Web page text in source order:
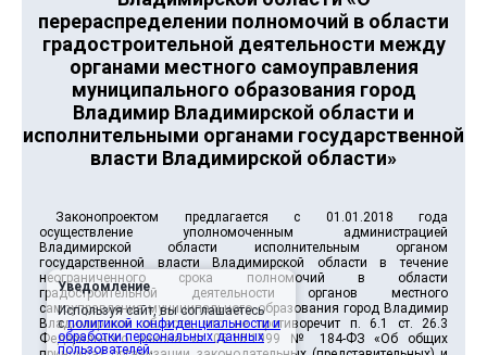
перераспределении полномочий в области
градостроительной деятельности между
органами местного самоуправления
муниципального образования город
Владимир Владимирской области и
исполнительными органами государственной
власти Владимирской области»
Законопроектом предлагается с 01.01.2018 года
осуществление уполномоченным администрацией
Владимирской области исполнительным органом
государственной власти Владимирской области в течение
неограниченного срока полномочий в области
градостроительной деятельности органов местного
самоуправления муниципального образования город Владимир
Владимирской области, что не противоречит п. 6.1 ст. 26.3
Федерального закона от 06.10.1999 № 184-ФЗ «Об общих
Уведомление
Используя сайт, вы соглашаетесь
сполитикой конфиденциальности и
обработки персональных данных
пользователей.